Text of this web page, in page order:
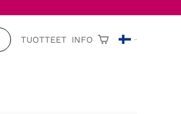
TUOTTEET INFO